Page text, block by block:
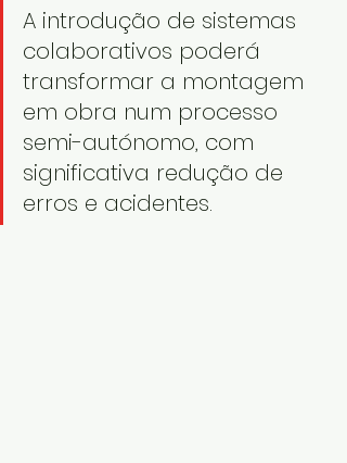
A introdução de sistemas
colaborativos poderá
transformar a montagem
em obra num processo
semi-autónomo, com
significativa redução de
erros e acidentes.